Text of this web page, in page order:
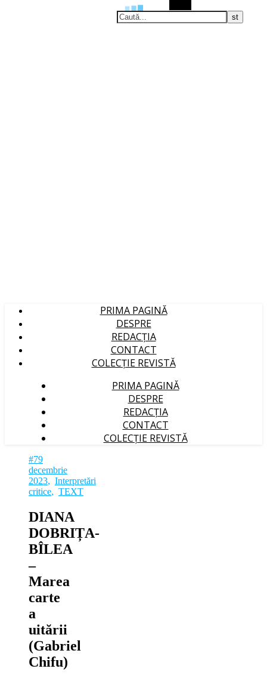
PRIMA PAGINĂ
DESPRE
REDACȚIA
CONTACT
COLECȚIE REVISTĂ
PRIMA PAGINĂ
DESPRE
REDACȚIA
CONTACT
COLECȚIE REVISTĂ
#79
decembrie
2023, Interpretări
critice, TEXT
DIANA
DOBRIȚA-
BÎLEA
‒
Marea
carte
a
uitării
(Gabriel
Chifu)